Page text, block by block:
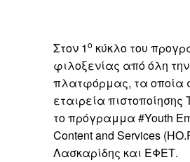
Στον 1o κύκλο του
φιλοξενίας από όλη
πλατφόρμας, τα οποία
εταιρεία
το πρόγραμμα #Youth
Content and Services
Λασκαρίδης και ΕΦΕΤ.